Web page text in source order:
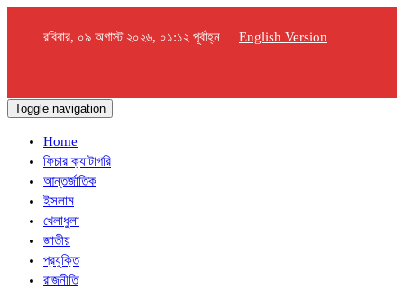
রবিবার, ০৯ অগাস্ট ২০২৬, ০১:১২ পূর্বাহ্ন | English Version
Toggle navigation
Home
ফিচার ক্যাটাগরি
আন্তর্জাতিক
ইসলাম
খেলাধুলা
জাতীয়
প্রযুক্তি
রাজনীতি